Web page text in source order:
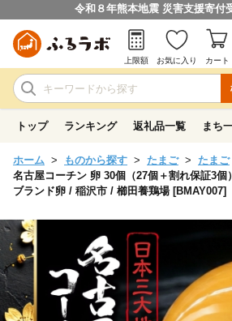
令和８年熊本地震 災害支援寄付
上限額 お気に入り カート
トップ ランキング 返礼品一覧 まち
ホーム ものから探す たまご
たまご
名古屋コーチン 卵 30個（27個＋割れ保証3
ブランド卵 / 稲沢市 / 櫛田養鶏場 [BMAY007]